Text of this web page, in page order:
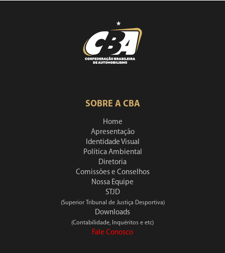
SOBRE A CBA
Home
Apresentação
Identidade Visual
Política Ambiental
Diretoria
Comissões e Conselhos
Nossa Equipe
STJD
(Superior Tribunal de Justiça Desportiva)
Downloads
(Contabilidade, Inquéritos e etc)
Fale Conosco